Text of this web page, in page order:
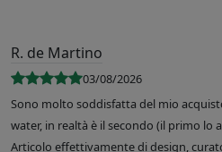
R. de Martino
03/08/2026
Sono molto soddisfatta del mio
water, in realtà è il secondo (il primo lo
Articolo effettivamente di design,